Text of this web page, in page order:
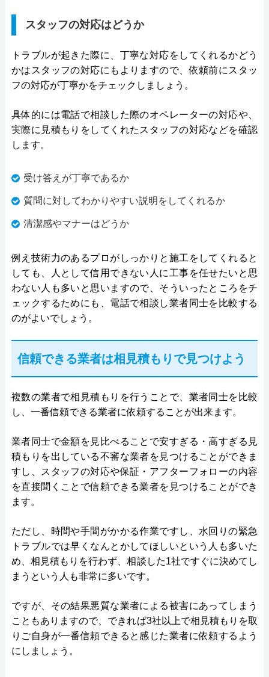
スタッフの対応はどうか
トラブルが起きた際に、丁寧な対応をしてくれるかどう
かはスタッフの対応にもよりますので、依頼前にスタッ
フの対応が丁寧かをチェックしましょう。
具体的には電話で相談した際のオペレーターの対応や、
実際に見積もりをしてくれたスタッフの対応などを確認
します。
受け答えが丁寧であるか
質問に対してわかりやすい説明をしてくれるか
清潔感やマナーはどうか
例え技術力のあるプロがしっかりと施工をしてくれると
しても、人として信用できない人に工事を任せたいと思
わない人も多いと思いますので、そういったところをチ
ェックするためにも、電話で相談し業者同士を比較する
のがよいでしょう。
信頼できる業者は相見積もりで見つけよう
複数の業者で相見積もりを行うことで、業者同士を比較
し、一番信頼できる業者に依頼することが出来ます。
業者同士で金額を見比べることで安すぎる・高すぎる見
積もりを出している不審な業者を見つけることができま
すし、スタッフの対応や保証・アフターフォローの内容
を直接聞くことで信頼できる業者を見つけることができ
ます。
ただし、時間や手間がかかる作業ですし、水回りの緊急
トラブルでは早くなんとかしてほしいという人も多いた
め、相見積もりを行わず、相談した1社ですぐに決めてし
まうという人も非常に多いです。
ですが、その結果悪質な業者による被害にあってしまう
こともありますので、できれば3社以上で相見積もりを取
りご自身が一番信頼できると感じた業者に依頼するよう
にしましょう。